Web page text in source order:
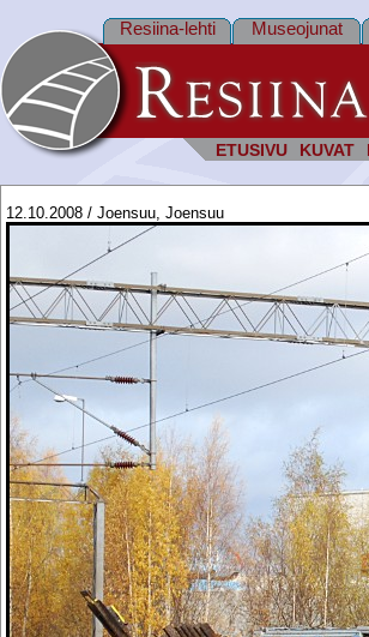
ETUSIVU KUVAT
Resiina-lehti Museojunat
12.10.2008 / Joensuu, Joensuu